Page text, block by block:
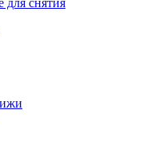
снятия